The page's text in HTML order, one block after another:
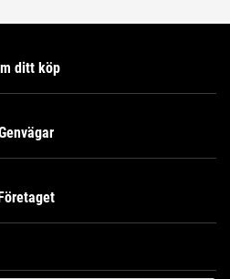
ditt köp
Företaget